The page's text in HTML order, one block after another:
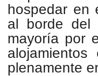
hospedar en
al borde
mayoría por
plenamente